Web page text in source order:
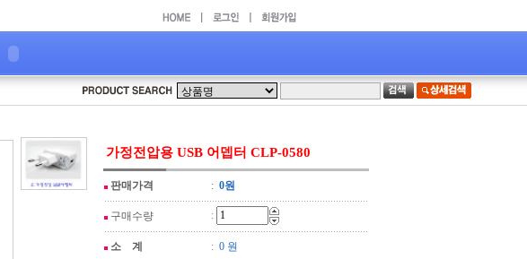
가정전압용 USB 어뎁터 CLP-0580
판매가격 : 0원
구매수량 :
소 계 : 0 원